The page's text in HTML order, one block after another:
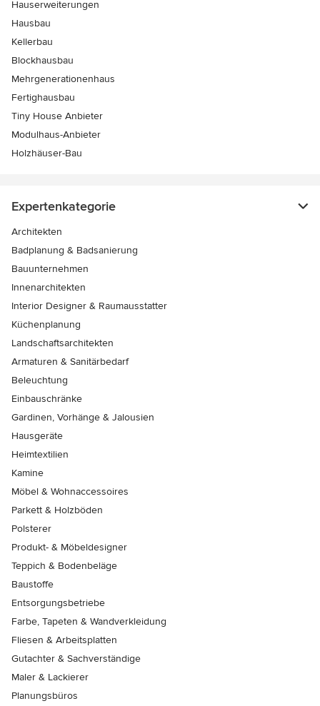
Hauserweiterungen
Hausbau
Kellerbau
Blockhausbau
Mehrgenerationenhaus
Fertighausbau
Tiny House Anbieter
Modulhaus-Anbieter
Holzhäuser-Bau
Expertenkategorie
Architekten
Badplanung & Badsanierung
Bauunternehmen
Innenarchitekten
Interior Designer & Raumausstatter
Küchenplanung
Landschaftsarchitekten
Armaturen & Sanitärbedarf
Beleuchtung
Einbauschränke
Gardinen, Vorhänge & Jalousien
Hausgeräte
Heimtextilien
Kamine
Möbel & Wohnaccessoires
Parkett & Holzböden
Polsterer
Produkt- & Möbeldesigner
Teppich & Bodenbeläge
Baustoffe
Entsorgungsbetriebe
Farbe, Tapeten & Wandverkleidung
Fliesen & Arbeitsplatten
Gutachter & Sachverständige
Maler & Lackierer
Planungsbüros